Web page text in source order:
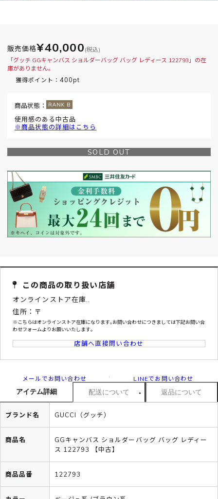
販売価格¥40,000 (税込)
「グッチ GGキャンバス ショルダーバッグ バッグ レディース 122793」の在
庫がありません。
獲得ポイント： 400pt
商品状態：
使用感のある中古品
※商品状態の詳細はこちら
SOLD OUT
この商品の取り扱い店舗
オンラインストア在庫..
住所：〒
※こちらはオンラインストア在庫になります｡お問い合わせにつきましては下記お問い合
わせフォームよりお願いいたします｡
店舗へ直接問い合わせ
メールでお問い合わせ LINEでお問い合わせ
アイテム詳細 配送について 返品について
ブランド名 GUCCI（グッチ）
商品名
GGキャンバス ショルダーバッグ バッグ レディー
ス 122793 【中古】
商品品番 122793